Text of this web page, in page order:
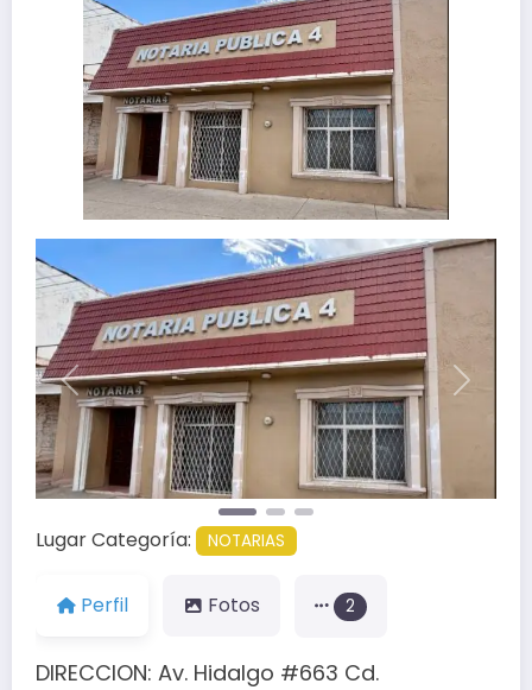
Anterior
Lugar Categoría: NOTARIAS
Perfil Fotos 2
DIRECCION: Av. Hidalgo #663 Cd.